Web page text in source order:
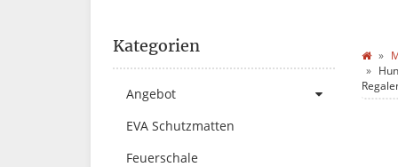
Kategorien
Angebot
EVA Schutzmatten
Feuerschale